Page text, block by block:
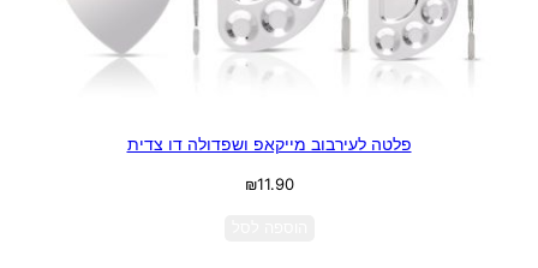
פלטה לעירבוב מייקאפ ושפדולה דו צדית
₪11.90